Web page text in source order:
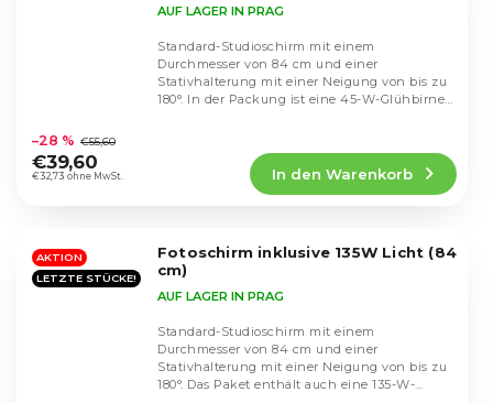
durchschnittliche
Produktbewertung
ist
Sternen.
AUF LAGER IN PRAG
€32,73 ohne MwSt.
–28 % €55,60
€39,60
In den Warenkorb
Standard-Studioschirm mit einem
Durchmesser von 84 cm und einer
Stativhalterung mit einer Neigung von bis zu
180°. In der Packung ist eine 45-W-Glühbirne
AKTION
LETZTE STÜCKE!
Fotoschirm inklusive 135W Licht (84
cm)
AUF LAGER IN PRAG
Standard-Studioschirm mit einem
Durchmesser von 84 cm und einer
Stativhalterung mit einer Neigung von bis zu
180°. Das Paket enthält auch eine 135-W-